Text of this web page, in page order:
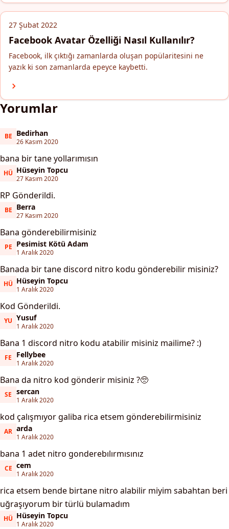
27 Şubat 2022
Facebook Avatar Özelliği Nasıl Kullanılır?
Facebook, ilk çıktığı zamanlarda oluşan popülaritesini ne
yazık ki son zamanlarda epeyce kaybetti.
Yorumlar
BEBedirhan
Bedirhan
26 Kasım 2020
bana bir tane yollarımısın
HÜHüseyin Topcu
Hüseyin Topcu
27 Kasım 2020
RP Gönderildi.
BEBerra
Berra
27 Kasım 2020
Bana gönderebilirmisiniz
PEPesimist Kötü Adam
Pesimist Kötü Adam
1 Aralık 2020
Banada bir tane discord nitro kodu gönderebilir misiniz?
HÜHüseyin Topcu
Hüseyin Topcu
1 Aralık 2020
Kod Gönderildi.
YUYusuf
Yusuf
1 Aralık 2020
Bana 1 discord nitro kodu atabilir misiniz mailime? :)
FEFellybee
Fellybee
1 Aralık 2020
Bana da nitro kod gönderir misiniz ?🥺
SEsercan
sercan
1 Aralık 2020
kod çalışmıyor galiba rica etsem gönderebilirmisiniz
ARarda
arda
1 Aralık 2020
bana 1 adet nitro gonderebılırmısınız
CEcem
cem
1 Aralık 2020
rica etsem bende birtane nitro alabilir miyim sabahtan beri
uğraşıyorum bir türlü bulamadım
HÜHüseyin Topcu
Hüseyin Topcu
1 Aralık 2020